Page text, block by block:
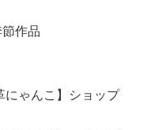
作品
にゃんこ】ショップ